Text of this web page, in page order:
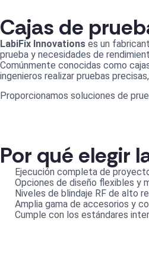
Cajas de
LabiFix Innovations es un
prueba y necesidades de
Comúnmente conocidas como
ingenieros realizar pruebas
Proporcionamos soluciones de
Por qué elegir
Ejecución completa de
Opciones de diseño flexibles y
Niveles de blindaje RF de alto
Amplia gama de accesorios y
Cumple con los estándares